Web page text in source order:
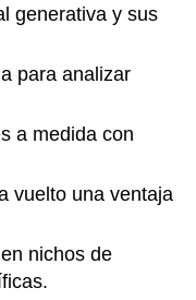
generativa y sus
para analizar
a medida con
vuelto una ventaja
nichos de